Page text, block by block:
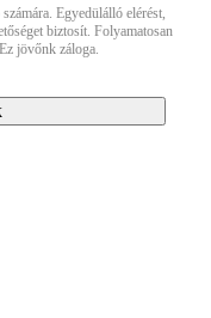
Egyedülálló elérést,
biztosít. Folyamatosan
jövőnk záloga.